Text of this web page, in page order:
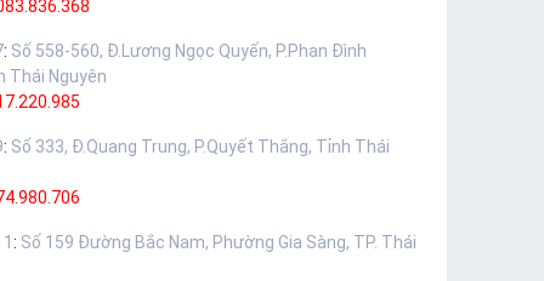
: Số 558-560, Đ.Lương Ngọc Quyến, P.Phan Đình
Thái Nguyên
: Số 333, Đ.Quang Trung, P.Quyết Thắng, Tỉnh Thái
: Số 159 Đường Bắc Nam, Phường Gia Sàng, TP. Thái